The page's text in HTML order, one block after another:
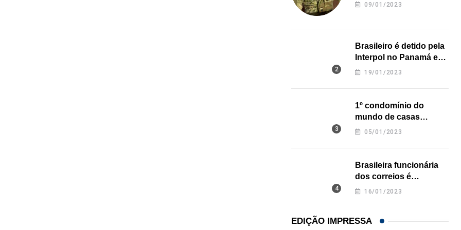
09/01/2023
Brasileiro é detido pela
Interpol no Panamá e
pode pegar prisão
19/01/2023
1º condomínio do
mundo de casas
impressas em 3D é
05/01/2023
Brasileira funcionária
dos correios é
assassinada a facadas
16/01/2023
EDIÇÃO IMPRESSA